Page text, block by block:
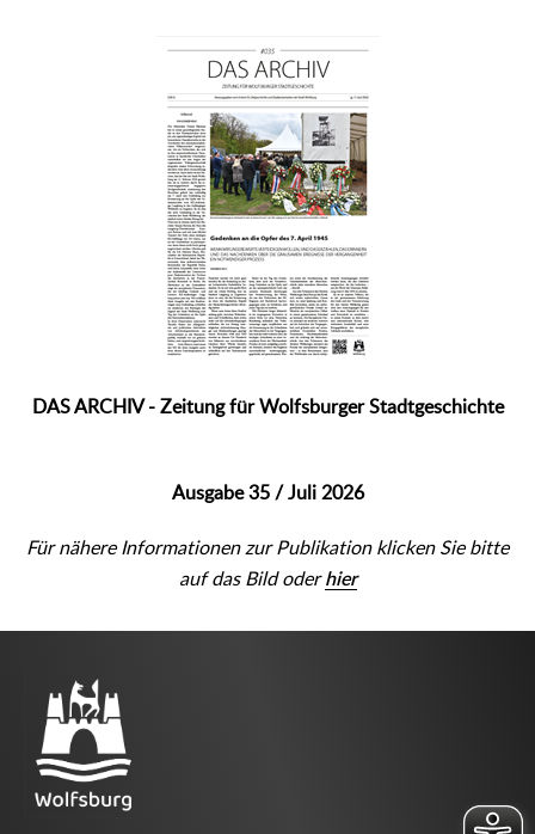
DAS ARCHIV - Zeitung für Wolfsburger Stadtgeschichte
Ausgabe 35 / Juli 2026
Für nähere Informationen zur Publikation klicken Sie bitte
auf das Bild oderhier